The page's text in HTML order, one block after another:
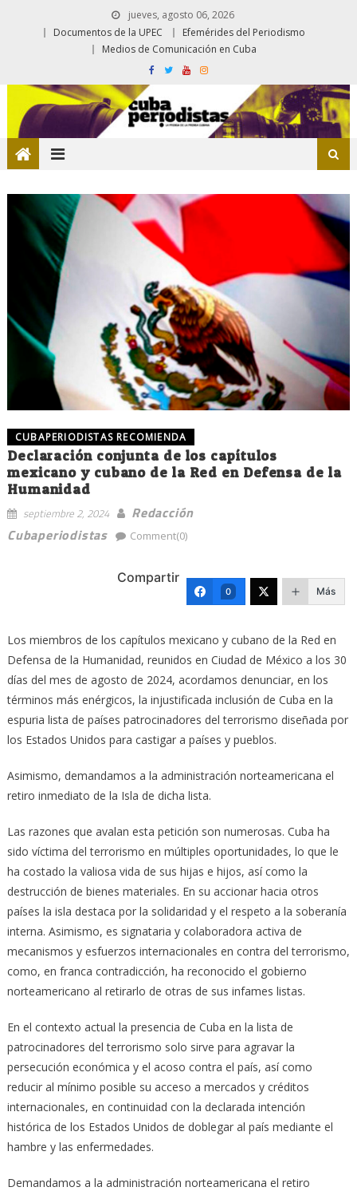
jueves, agosto 06, 2026
Documentos de la UPEC
Efemérides del Periodismo
Medios de Comunicación en Cuba
CUBAPERIODISTAS RECOMIENDA
Declaración conjunta de los capítulos
mexicano y cubano de la Red en Defensa de la
Humanidad
septiembre 2, 2024
Redacción
Cubaperiodistas
Comment(0)
Compartir
0 Más
Los miembros de los capítulos mexicano y cubano de la Red en
Defensa de la Humanidad, reunidos en Ciudad de México a los 30
días del mes de agosto de 2024, acordamos denunciar, en los
términos más enérgicos, la injustificada inclusión de Cuba en la
espuria lista de países patrocinadores del terrorismo diseñada por
los Estados Unidos para castigar a países y pueblos.
Asimismo, demandamos a la administración norteamericana el
retiro inmediato de la Isla de dicha lista.
Las razones que avalan esta petición son numerosas. Cuba ha
sido víctima del terrorismo en múltiples oportunidades, lo que le
ha costado la valiosa vida de sus hijas e hijos, así como la
destrucción de bienes materiales. En su accionar hacia otros
países la isla destaca por la solidaridad y el respeto a la soberanía
interna. Asimismo, es signataria y colaboradora activa de
mecanismos y esfuerzos internacionales en contra del terrorismo,
como, en franca contradicción, ha reconocido el gobierno
norteamericano al retirarlo de otras de sus infames listas.
En el contexto actual la presencia de Cuba en la lista de
patrocinadores del terrorismo solo sirve para agravar la
persecución económica y el acoso contra el país, así como
reducir al mínimo posible su acceso a mercados y créditos
internacionales, en continuidad con la declarada intención
histórica de los Estados Unidos de doblegar al país mediante el
hambre y las enfermedades.
Demandamos a la administración norteamericana el retiro